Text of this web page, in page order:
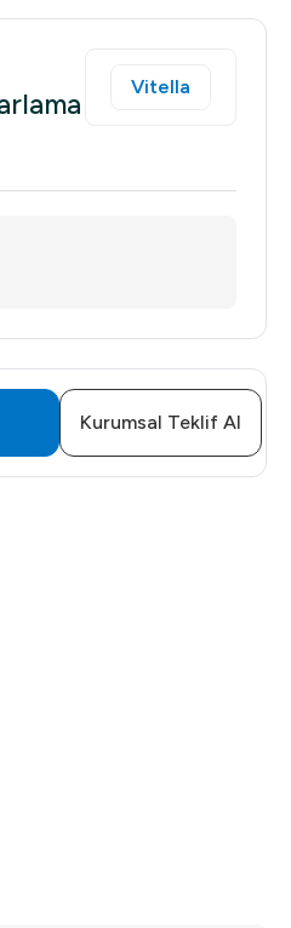
Vitella
Kurumsal Teklif Al